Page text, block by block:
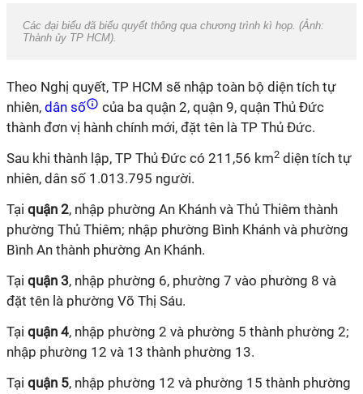
Các đại biểu đã biểu quyết thông qua chương trình kì họp. (Ảnh:
Thành ủy TP HCM).
Theo Nghị quyết, TP HCM sẽ nhập toàn bộ diện tích tự
nhiên, dân số
của ba quận 2, quận 9, quận Thủ Đức
thành đơn vị hành chính mới, đặt tên là TP Thủ Đức.
Sau khi thành lập, TP Thủ Đức có 211,56 km2 diện tích tự
nhiên, dân số 1.013.795 người.
Tại quận 2, nhập phường An Khánh và Thủ Thiêm thành
phường Thủ Thiêm; nhập phường Bình Khánh và phường
Bình An thành phường An Khánh.
Tại quận 3, nhập phường 6, phường 7 vào phường 8 và
đặt tên là phường Võ Thị Sáu.
Tại quận 4, nhập phường 2 và phường 5 thành phường 2;
nhập phường 12 và 13 thành phường 13.
Tại quận 5, nhập phường 12 và phường 15 thành phường